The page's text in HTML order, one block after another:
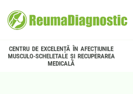
CENTRU DE EXCELENȚĂ ÎN AFECȚIUNILE
MUSCULO-SCHELETALE ȘI RECUPERAREA
MEDICALĂ